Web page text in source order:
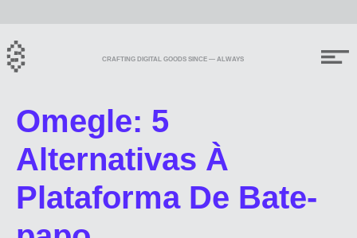
CRAFTING DIGITAL GOODS SINCE — ALWAYS
Omegle: 5
Alternativas À
Plataforma De Bate-